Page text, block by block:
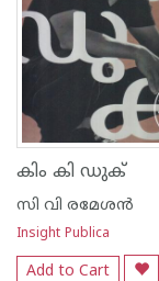
കിം കി ഡുക്
സി വി രമേശന്‍
Insight Publica
Add to Cart